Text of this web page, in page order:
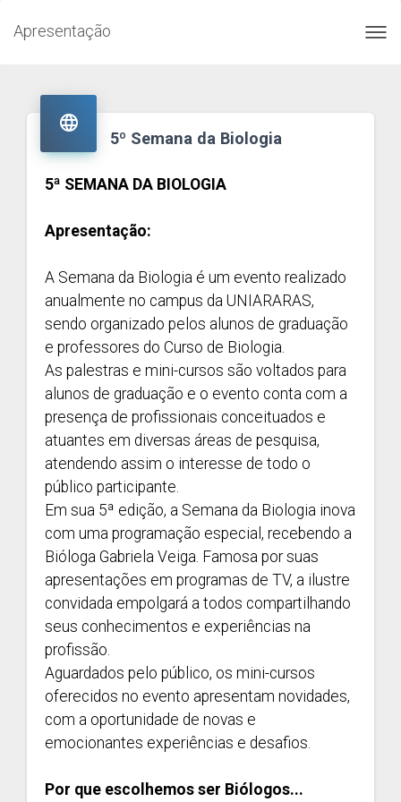
Apresentação

5º Semana da Biologia
5ª SEMANA DA BIOLOGIA
Apresentação:
A Semana da Biologia é um evento realizado
anualmente no campus da UNIARARAS,
sendo organizado pelos alunos de graduação
e professores do Curso de Biologia.
As palestras e mini-cursos são voltados para
alunos de graduação e o evento conta com a
presença de profissionais conceituados e
atuantes em diversas áreas de pesquisa,
atendendo assim o interesse de todo o
público participante.
Em sua 5ª edição, a Semana da Biologia inova
com uma programação especial, recebendo a
Bióloga Gabriela Veiga. Famosa por suas
apresentações em programas de TV, a ilustre
convidada empolgará a todos compartilhando
seus conhecimentos e experiências na
profissão.
Aguardados pelo público, os mini-cursos
oferecidos no evento apresentam novidades,
com a oportunidade de novas e
emocionantes experiências e desafios.
Por que escolhemos ser Biólogos...